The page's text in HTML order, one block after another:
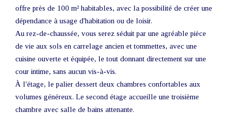
offre près de 100 m² habitables, avec la possibilité de créer une
dépendance à usage d'habitation ou de loisir.
Au rez-de-chaussée, vous serez séduit par une agréable pièce
de vie aux sols en carrelage ancien et tommettes, avec une
cuisine ouverte et équipée, le tout donnant directement sur une
cour intime, sans aucun vis-à-vis.
À l'étage, le palier dessert deux chambres confortables aux
volumes généreux. Le second étage accueille une troisième
chambre avec salle de bains attenante.